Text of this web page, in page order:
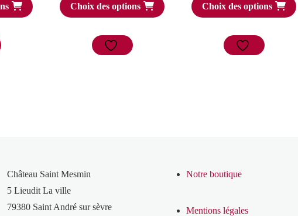
Choix des options Choix des options
Château Saint Mesmin
5 Lieudit La ville
79380 Saint André sur sèvre
Notre boutique
Mentions légales